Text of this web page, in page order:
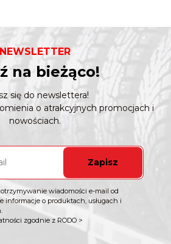
NEWSLETTER
na bieżąco!
się do newslettera!
o atrakcyjnych promocjach i
nowościach.
Zapisz
wiadomości e-mail od
informacje o produktach, usługach i
zgodnie z RODO >